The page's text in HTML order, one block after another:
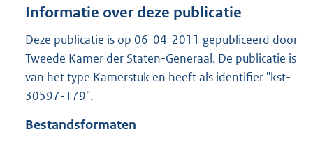
n
s
r
o
Informatie over deze publicatie
Deze publicatie is op 06-04-2011 gepubliceerd door
Tweede Kamer der Staten-Generaal. De publicatie is
van het type Kamerstuk en heeft als identifier "kst-
30597-179".
Bestandsformaten